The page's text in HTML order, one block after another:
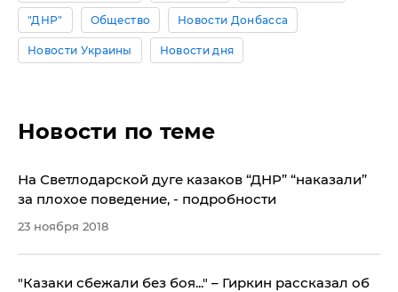
"ДНР" Общество Новости Донбасса
Новости Украины Новости дня
Новости по теме
​На Светлодарской дуге казаков “ДНР” “наказали”
за плохое поведение, - подробности
23 ноября 2018
"Казаки сбежали без боя..." – Гиркин рассказал об